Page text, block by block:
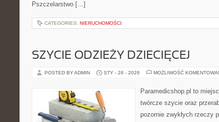
Pszczelarstwo […]
CATEGORIES: NIERUCHOMOŚCI
SZYCIE ODZIEŻY DZIECIĘCEJ
POSTED BY ADMIN STY - 26 - 2026 MOŻLIWOŚĆ
Paramedicshop.pl to
twórcze szycie oraz
pozornie zwykłych rzeczy